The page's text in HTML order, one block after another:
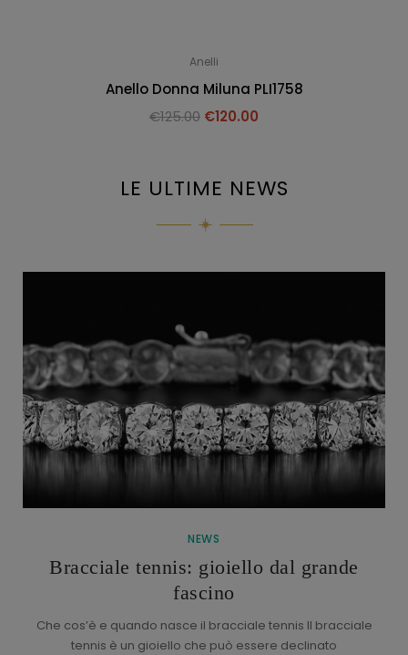
Anelli
Anello Donna Miluna PLI1758
€125.00 €120.00
LE ULTIME NEWS
NEWS
Bracciale tennis: gioiello dal grande
fascino
Che cos’è e quando nasce il bracciale tennis Il bracciale
tennis è un gioiello che può essere declinato